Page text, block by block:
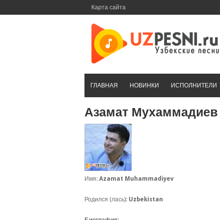
Карта сайта
ГЛАВНАЯ НОВИНКИ ИСПОЛНИТЕЛИ
Азамат Мухаммадиев
Имя: Azamat Muhammadiyev
Родился (лась): Uzbekistan